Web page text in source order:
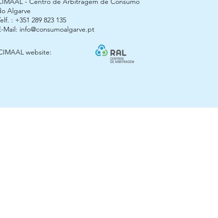
Algarve
: +351 289 823 135
Mail: info@consumoalgarve.pt
website: